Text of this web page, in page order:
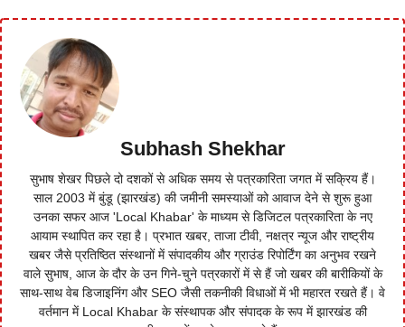
Subhash Shekhar
सुभाष शेखर पिछले दो दशकों से अधिक समय से पत्रकारिता जगत में सक्रिय हैं।
साल 2003 में बुंडू (झारखंड) की जमीनी समस्याओं को आवाज देने से शुरू हुआ
उनका सफर आज 'Local Khabar' के माध्यम से डिजिटल पत्रकारिता के नए
आयाम स्थापित कर रहा है। प्रभात खबर, ताजा टीवी, नक्षत्र न्यूज और राष्ट्रीय
खबर जैसे प्रतिष्ठित संस्थानों में संपादकीय और ग्राउंड रिपोर्टिंग का अनुभव रखने
वाले सुभाष, आज के दौर के उन गिने-चुने पत्रकारों में से हैं जो खबर की बारीकियों के
साथ-साथ वेब डिजाइनिंग और SEO जैसी तकनीकी विधाओं में भी महारत रखते हैं। वे
वर्तमान में Local Khabar के संस्थापक और संपादक के रूप में झारखंड की